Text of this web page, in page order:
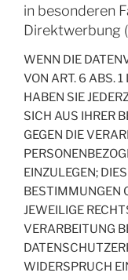
in besonderen
Direktwerbung
WENN DIE
VON ART. 6 ABS. 1
HABEN SIE
SICH AUS IHRER
GEGEN DIE
EINZULEGEN;
BESTIMMUNGEN
JEWEILIGE
VERARBEITUNG
WIDERSPRUCH